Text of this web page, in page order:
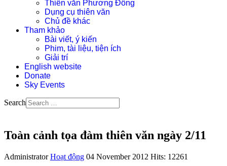
Thiên văn Phương Đông
Dụng cụ thiên văn
Chủ đề khác
Tham khảo
Bài viết, ý kiến
Phim, tài liệu, tiện ích
Giải trí
English website
Donate
Sky Events
Search
Toàn cảnh tọa đàm thiên văn ngày 2/11
Administrator Hoạt động 04 November 2012 Hits: 12261